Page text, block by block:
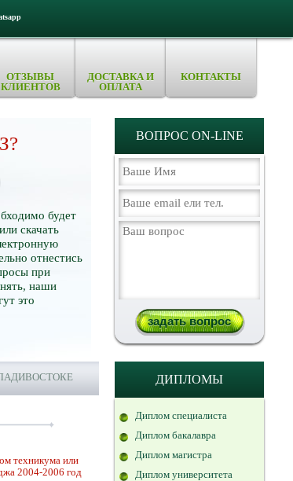
ОТЗЫВЫ
КЛИЕНТОВ
ДОСТАВКА И
ОПЛАТА
КОНТАКТЫ
будет
скачать
отнестись
при
наши
это
ВОПРОС ON-LINE
техникума или
2004-2006 год
ДИПЛОМЫ
Диплом специалиста
Диплом бакалавра
Диплом магистра
Диплом университета